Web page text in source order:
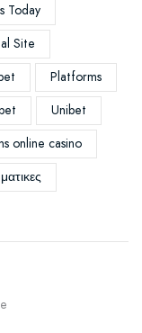
Today
Site
Platforms
Unibet
online casino